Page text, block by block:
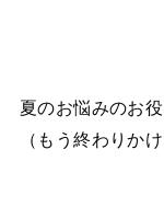
夏のお悩みのお
（もう終わりか